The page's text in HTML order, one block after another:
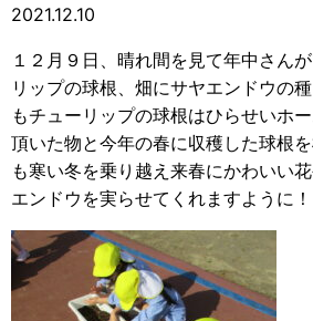
2021.12.10
１２月９日、晴れ間を見て年中さん
リップの球根、畑にサヤエンドウの
もチューリップの球根はひらせいホ
頂いた物と今年の春に収穫した球根
も寒い冬を乗り越え来春にかわいい
エンドウを実らせてくれますように！